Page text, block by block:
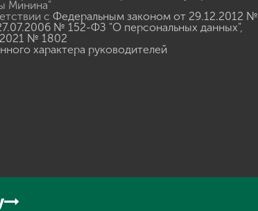
Минина"
с Федеральным законом от 29.12.2012 №
№ 152-ФЗ "О персональных данных",
№ 1802
характера руководителей